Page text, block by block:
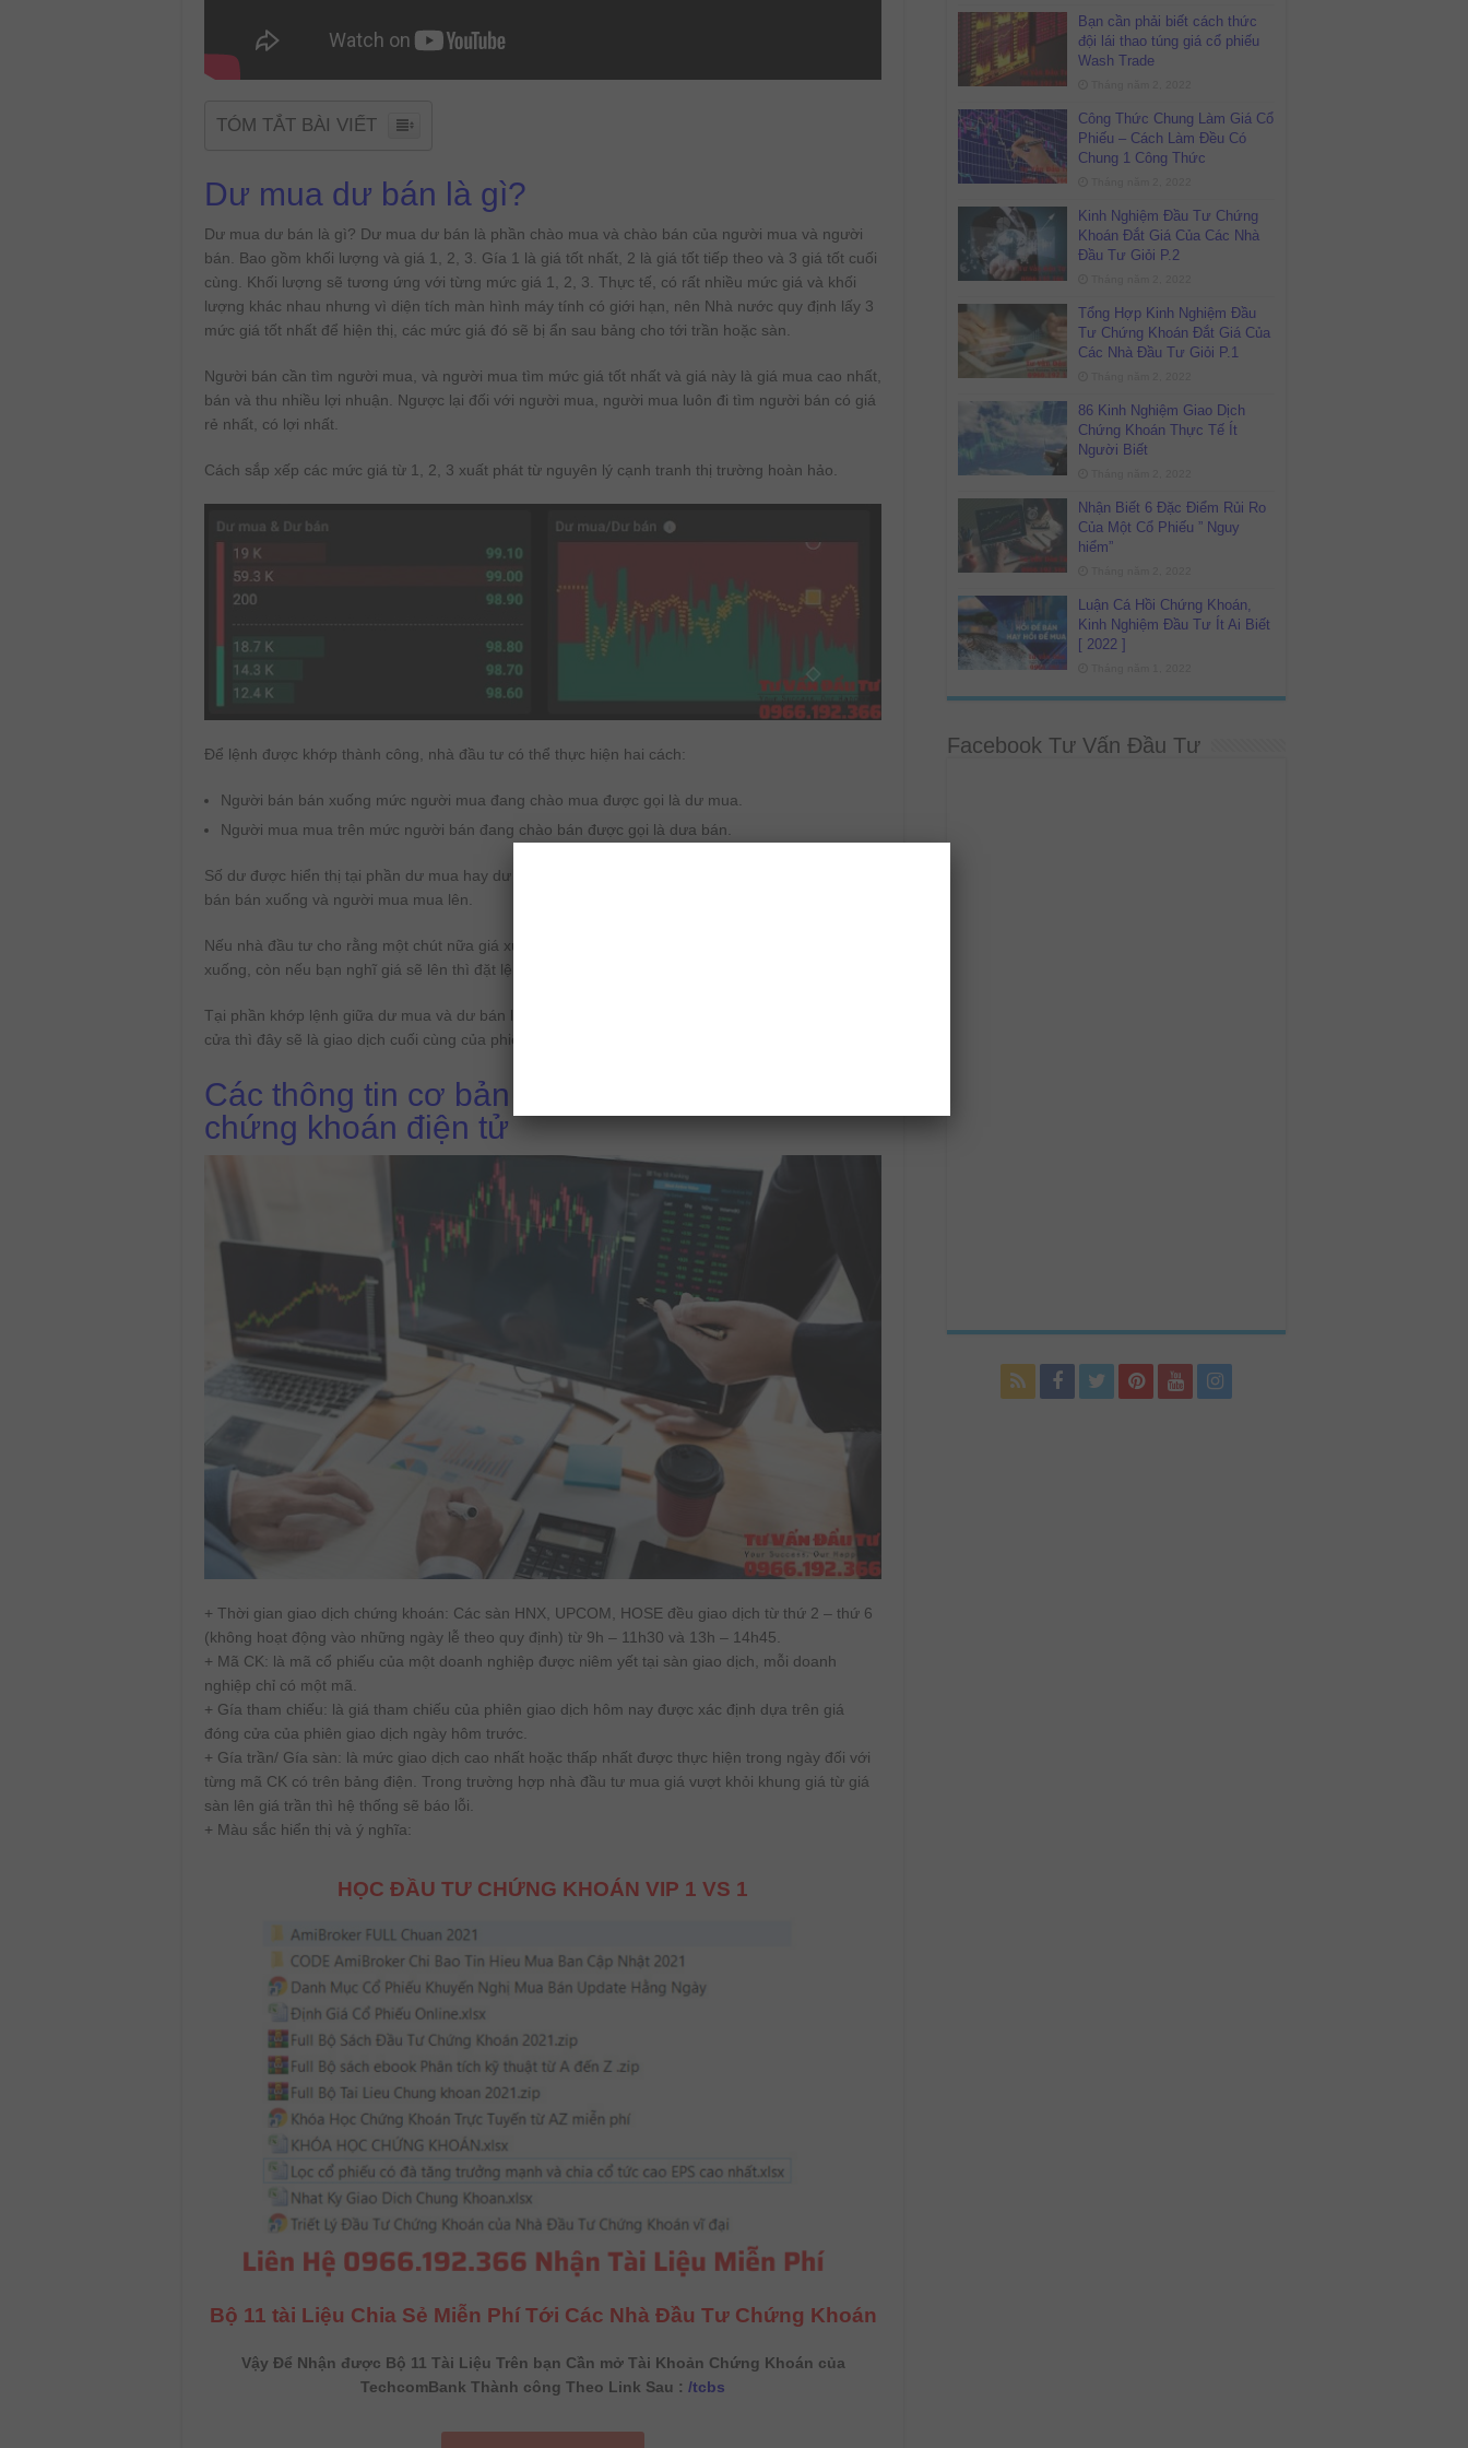
TÓM TẮT BÀI VIẾT
Dư mua dư bán là gì?
Dư mua dư bán là gì? Dư mua dư bán là phần chào mua và chào bán của người mua và người
bán. Bao gồm khối lượng và giá 1, 2, 3. Gía 1 là giá tốt nhất, 2 là giá tốt tiếp theo và 3 giá tốt cuối
cùng. Khối lượng sẽ tương ứng với từng mức giá 1, 2, 3. Thực tế, có rất nhiều mức giá và khối
lượng khác nhau nhưng vì diện tích màn hình máy tính có giới hạn, nên Nhà nước quy định lấy 3
mức giá tốt nhất để hiện thị, các mức giá đó sẽ bị ẩn sau bảng cho tới trần hoặc sàn.
Người bán cần tìm người mua, và người mua tìm mức giá tốt nhất và giá này là giá mua cao nhất,
bán và thu nhiều lợi nhuận. Ngược lại đối với người mua, người mua luôn đi tìm người bán có giá
rẻ nhất, có lợi nhất.
Cách sắp xếp các mức giá từ 1, 2, 3 xuất phát từ nguyên lý cạnh tranh thị trường hoàn hảo.
Để lệnh được khớp thành công, nhà đầu tư có thể thực hiện hai cách:
Người bán bán xuống mức người mua đang chào mua được gọi là dư mua.
Người mua mua trên mức người bán đang chào bán được gọi là dưa bán.
Số dư được hiển thị tại phần dư mua hay dư bán trên bảng điện có vai trò bị động, nghĩa là người
bán bán xuống và người mua mua lên.
Nếu nhà đầu tư cho rằng một chút nữa giá xuống thì đặt lệnh vào dư mua và chờ người bán bán
xuống, còn nếu bạn nghĩ giá sẽ lên thì đặt lệnh vào người bán tại dư bán.
Tại phần khớp lệnh giữa dư mua và dư bán là lần khớp lệnh thành công, đối với bảng giá đóng
cửa thì đây sẽ là giao dịch cuối cùng của phiên hôm nay.
Các thông tin cơ bản hiển thị trong bảng
chứng khoán điện tử
+ Thời gian giao dịch chứng khoán: Các sàn HNX, UPCOM, HOSE đều giao dịch từ thứ 2 – thứ 6
(không hoạt động vào những ngày lễ theo quy định) từ 9h – 11h30 và 13h – 14h45.
+ Mã CK: là mã cổ phiếu của một doanh nghiệp được niêm yết tại sàn giao dịch, mỗi doanh
nghiệp chỉ có một mã.
+ Gía tham chiếu: là giá tham chiếu của phiên giao dịch hôm nay được xác định dựa trên giá
đóng cửa của phiên giao dịch ngày hôm trước.
+ Gía trần/ Gía sàn: là mức giao dịch cao nhất hoặc thấp nhất được thực hiện trong ngày đối với
từng mã CK có trên bảng điện. Trong trường hợp nhà đầu tư mua giá vượt khỏi khung giá từ giá
sàn lên giá trần thì hệ thống sẽ báo lỗi.
+ Màu sắc hiển thị và ý nghĩa:
HỌC ĐẦU TƯ CHỨNG KHOÁN VIP 1 VS 1
Bộ 11 tài Liệu Chia Sẻ Miễn Phí Tới Các Nhà Đầu Tư Chứng Khoán
Vậy Để Nhận được Bộ 11 Tài Liệu Trên bạn Cần mở Tài Khoản Chứng Khoán của
TechcomBank Thành công Theo Link Sau : /tcbs
Bạn cần phải biết cách thức
đội lái thao túng giá cổ phiếu
Wash Trade
Công Thức Chung Làm Giá Cổ
Phiếu – Cách Làm Đều Có
Chung 1 Công Thức
Kinh Nghiệm Đầu Tư Chứng
Khoán Đắt Giá Của Các Nhà
Đầu Tư Giỏi P.2
Tổng Hợp Kinh Nghiệm Đầu
Tư Chứng Khoán Đắt Giá Của
Các Nhà Đầu Tư Giỏi P.1
86 Kinh Nghiệm Giao Dịch
Chứng Khoán Thực Tế Ít
Người Biết
Nhận Biết 6 Đặc Điểm Rủi Ro
Của Một Cổ Phiếu ” Nguy
hiểm”
Luận Cá Hồi Chứng Khoán,
Kinh Nghiệm Đầu Tư Ít Ai Biết
[ 2022 ]
Facebook Tư Vấn Đầu Tư